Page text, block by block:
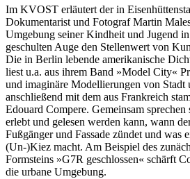
Im KVOST erläutert der in
Dokumentarist und Fotograf Martin
Umgebung seiner Kindheit und Jugend
geschulten Auge den Stellenwert von
Die in Berlin lebende amerikanische
liest u.a. aus ihrem Band »Model City«
und imaginäre Modellierungen von Stadt
anschließend mit dem aus Frankreich
Edouard Compere. Gemeinsam sprechen
erlebt und gelesen werden kann, wann
Fußgänger und Fassade zündet und was
(Un-)Kiez macht. Am Beispiel des
Formsteins »G7R geschlossen« schärft
die urbane Umgebung.